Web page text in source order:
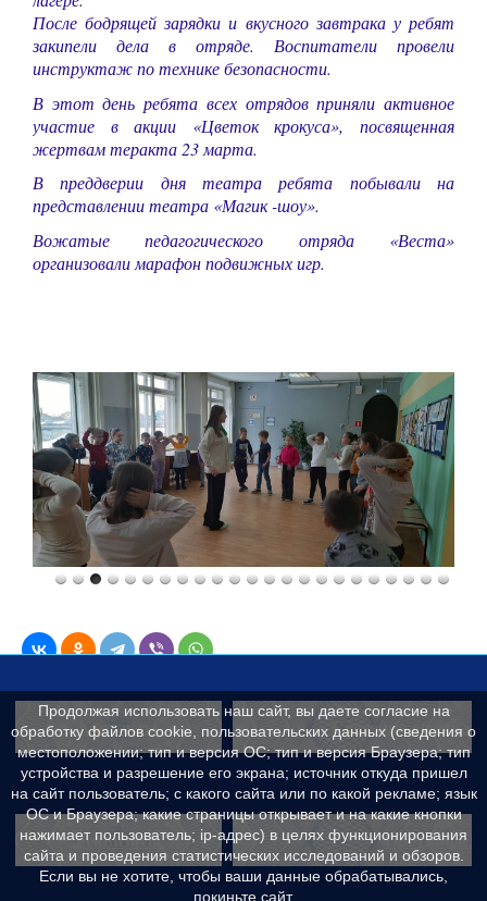
После бодрящей зарядки и вкусного завтрака у ребят
закипели дела в отряде. Воспитатели провели
инструктаж по технике безопасности.
В этот день ребята всех отрядов приняли активное
участие в акции «Цветок крокуса», посвященная
жертвам теракта 23 марта.
В преддверии дня театра ребята побывали на
представлении театра «Магик -шоу».
Вожатые педагогического отряда «Веста»
организовали марафон подвижных игр.
Контакты Сведения об
Реквизиты
Продолжая использовать наш сайт, вы даете согласие на
обработку файлов cookie, пользовательских данных (сведения о
местоположении; тип и версия ОС; тип и версия Браузера; тип
устройства и разрешение его экрана; источник откуда пришел
на сайт пользователь; с какого сайта или по какой рекламе; язык
ОС и Браузера; какие страницы открывает и на какие кнопки
нажимает пользователь; ip-адрес) в целях функционирования
сайта и проведения статистических исследований и обзоров.
Если вы не хотите, чтобы ваши данные обрабатывались,
покиньте сайт.